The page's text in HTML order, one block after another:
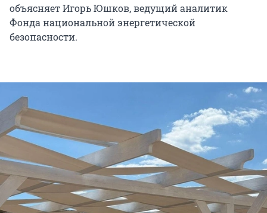
объясняет Игорь Юшков, ведущий аналитик
Фонда национальной энергетической
безопасности.